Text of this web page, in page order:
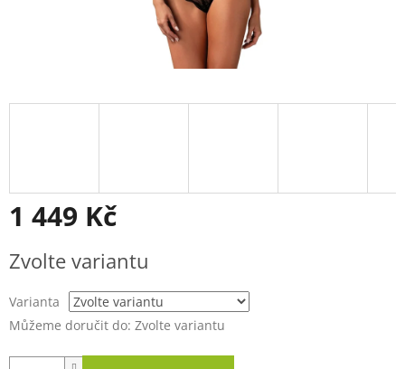
1 449 Kč
cena:
Zvolte variantu
Varianta
Můžeme doručit do: Zvolte variantu